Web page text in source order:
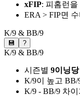
xFIP: 피홈런
ERA > FIP면
K/9 & BB/9
💾 ?
K/9 & BB/9
시즌별 9이닝
K/9이 높고
K/9 - BB/9 차